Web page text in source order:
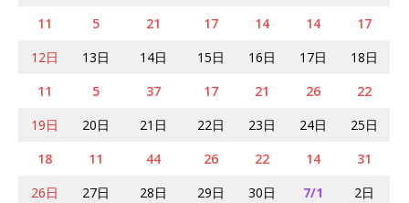
11
5 21 17 14 14
17
12日
13日 14日 15日 16日 17日
18日
11
5 37 17 21 26
22
19日
20日 21日 22日 23日 24日
25日
18
11 44 26 22 14
31
26日
27日 28日 29日 30日 7/1
2日